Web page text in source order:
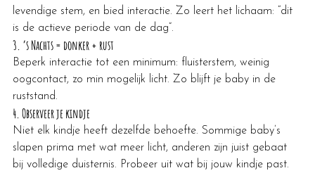
levendige stem, en bied interactie. Zo leert het lichaam: “dit
is de actieve periode van de dag”.
3. ’s Nachts = donker + rust
Beperk interactie tot een minimum: fluisterstem, weinig
oogcontact, zo min mogelijk licht. Zo blijft je baby in de
ruststand.
4. Observeer je kindje
Niet elk kindje heeft dezelfde behoefte. Sommige baby’s
slapen prima met wat meer licht, anderen zijn juist gebaat
bij volledige duisternis. Probeer uit wat bij jouw kindje past.